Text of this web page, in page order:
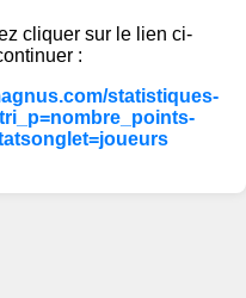
cliquer sur le lien ci-
:
statistiques-